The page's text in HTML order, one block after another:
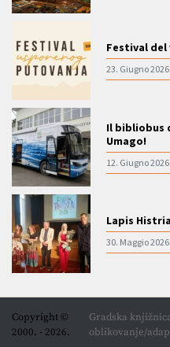
Festival del
23. Giugno 2026.
Il bibliobus
Umago!
12. Giugno 2026.
Lapis
30. Maggio 2026.
Copyright ©
2000. - 2026.
Gradska
oblikovanje/